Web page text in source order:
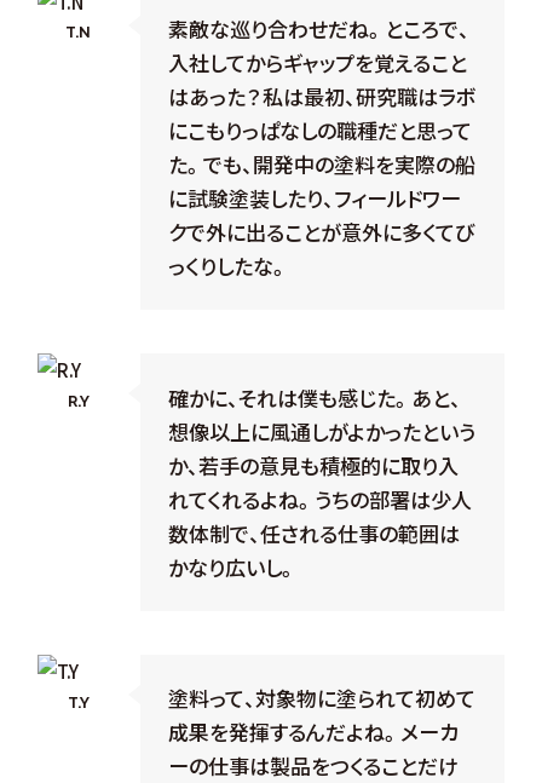
T.N
素敵な巡り合わせだね。ところで、
入社してからギャップを覚えること
はあった？私は最初、研究職はラボ
にこもりっぱなしの職種だと思って
た。でも、開発中の塗料を実際の船
に試験塗装したり、フィールドワー
クで外に出ることが意外に多くてび
っくりしたな。
R.Y
確かに、それは僕も感じた。あと、
想像以上に風通しがよかったという
か、若手の意見も積極的に取り入
れてくれるよね。うちの部署は少人
数体制で、任される仕事の範囲は
かなり広いし。
T.Y
塗料って、対象物に塗られて初めて
成果を発揮するんだよね。メーカ
ーの仕事は製品をつくることだけ